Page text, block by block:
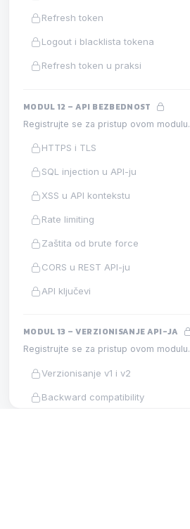
Refresh token
Logout i blacklista tokena
Refresh token u praksi
MODUL 12 – API BEZBEDNOST
Registrujte se za pristup ovom modulu.
HTTPS i TLS
SQL injection u API-ju
XSS u API kontekstu
Rate limiting
Zaštita od brute force
CORS u REST API-ju
API ključevi
MODUL 13 – VERZIONISANJE API-JA
Registrujte se za pristup ovom modulu.
Verzionisanje v1 i v2
Backward compatibility